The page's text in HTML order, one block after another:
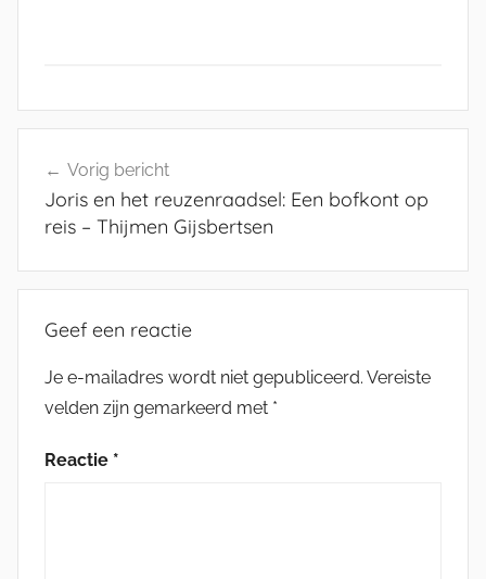
navigatie
Vorig bericht
Joris en het reuzenraadsel: Een bofkont op
reis – Thijmen Gijsbertsen
Geef een reactie
Je e-mailadres wordt niet gepubliceerd. Vereiste
velden zijn gemarkeerd met *
Reactie *